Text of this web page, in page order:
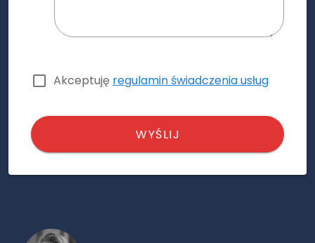
Akceptuję regulamin świadczenia usług
WYŚLIJ